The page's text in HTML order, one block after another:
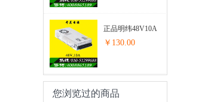
正品明纬48V10A
开关电源步进...
￥130.00
您浏览过的商品